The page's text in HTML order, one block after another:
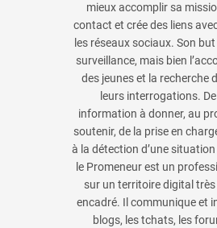
mieux accomplir sa
contact et crée des liens
les réseaux sociaux. Son but
surveillance, mais bien
des jeunes et la recherche
leurs interrogations.
information à donner, au
soutenir, de la prise en
à la détection d’une
le Promeneur est un
sur un territoire digital
encadré. Il communique et
blogs, les tchats, les